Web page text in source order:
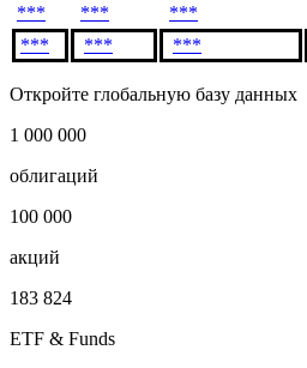
***
*** ***
***
*** ***
Откройте глобальную базу данных
1 000 000
облигаций
100 000
акций
183 824
ETF & Funds